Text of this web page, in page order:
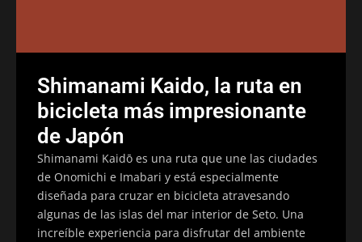
Shimanami Kaido, la ruta en
bicicleta más impresionante
de Japón
Shimanami Kaidō es una ruta que une las ciudades
de Onomichi e Imabari y está especialmente
diseñada para cruzar en bicicleta atravesando
algunas de las islas del mar interior de Seto. Una
increíble experiencia para disfrutar del ambiente